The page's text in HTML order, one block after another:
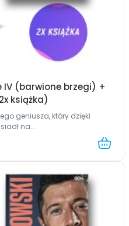
IV (barwione brzegi) +
książka)
geniusza, który dzięki
na...